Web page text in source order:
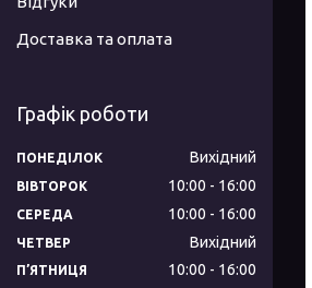
Доставка та оплата
Графік роботи
ПОНЕДІЛОК Вихідний
ВІВТОРОК 10:00 16:00
СЕРЕДА 10:00 16:00
ЧЕТВЕР Вихідний
ПʼЯТНИЦЯ 10:00 16:00